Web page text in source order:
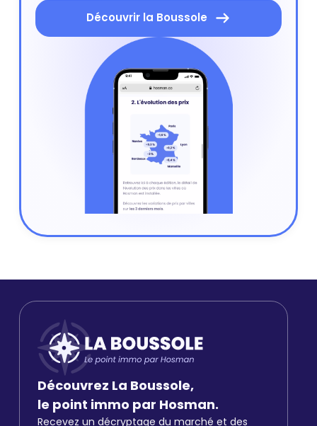
Découvrir la Boussole
Découvrez La Boussole,
le point immo par Hosman.
Recevez un décryptage du marché et des